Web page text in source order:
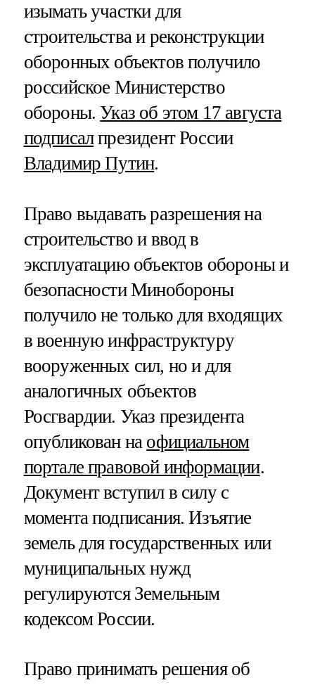
изымать участки для
строительства и реконструкции
оборонных объектов получило
российское Министерство
обороны.Указ об этом 17 августа
подписалпрезидент России
Владимир Путин.
Право выдавать разрешения на
строительство и ввод в
эксплуатацию объектов обороны и
безопасности Минобороны
получило не только для входящих
в военную инфраструктуру
вооруженных сил, но и для
аналогичных объектов
Росгвардии. Указ президента
опубликован на официальном
портале правовой информации.
Документ вступил в силу с
момента подписания. Изъятие
земель для государственных или
муниципальных нужд
регулируются Земельным
кодексом России.
Право принимать решения об